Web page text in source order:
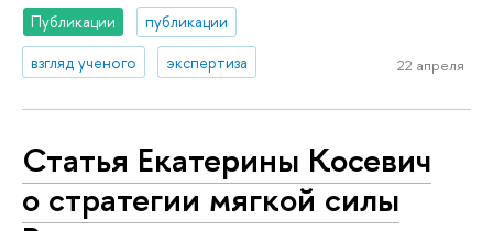
Публикации
публикации
взгляд ученого
экспертиза 22 апреля
Статья Екатерины Косевич
о стратегии мягкой силы